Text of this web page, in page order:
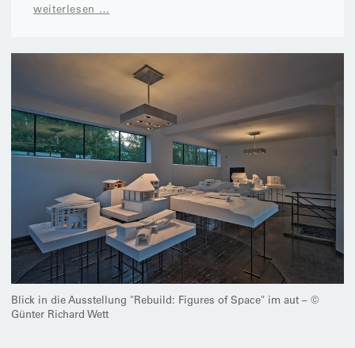
weiterlesen …
Blick in die Ausstellung "Rebuild: Figures of Space" im aut – ©
Günter Richard Wett